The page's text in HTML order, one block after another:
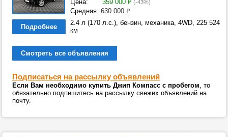
Цена: 359 000 ₽ (-43%)
Средняя: 630 000 ₽
Подробнее
2.4 л (170 л.с.), бензин, механика, 4WD, 225 524
км
Смотреть все объявления
Подписаться на рассылку объявлений
Если Вам необходимо купить Джип Компасс с пробегом, то
обязательно подпишитесь на рассылку свежих объявлений на
почту.